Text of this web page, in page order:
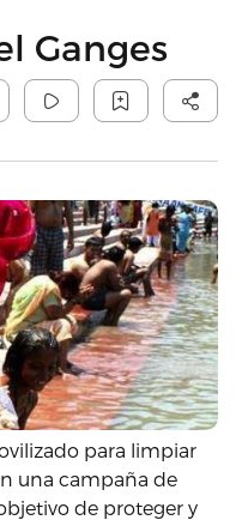
Ganges
para limpiar
una campaña de
de proteger y